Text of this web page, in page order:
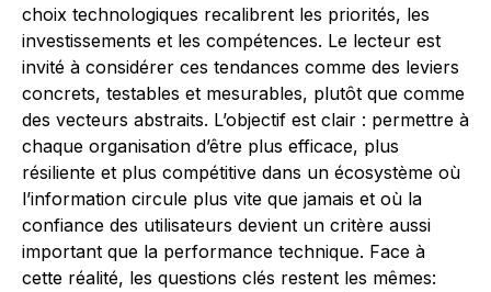
choix technologiques recalibrent les priorités, les
investissements et les compétences. Le lecteur est
invité à considérer ces tendances comme des leviers
concrets, testables et mesurables, plutôt que comme
des vecteurs abstraits. L’objectif est clair : permettre à
chaque organisation d’être plus efficace, plus
résiliente et plus compétitive dans un écosystème où
l’information circule plus vite que jamais et où la
confiance des utilisateurs devient un critère aussi
important que la performance technique. Face à
cette réalité, les questions clés restent les mêmes: